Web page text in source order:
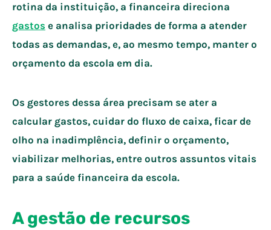
rotina da instituição, a financeira direciona
gastos e analisa prioridades de forma a atender
todas as demandas, e, ao mesmo tempo, manter o
orçamento da escola em dia.
Os gestores dessa área precisam se ater a
calcular gastos, cuidar do fluxo de caixa, ficar de
olho na inadimplência, definir o orçamento,
viabilizar melhorias, entre outros assuntos vitais
para a saúde financeira da escola.
A gestão de recursos